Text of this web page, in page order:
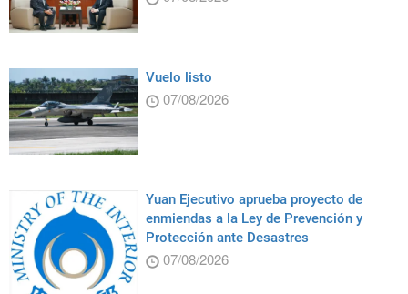
Vuelo listo
07/08/2026
Yuan Ejecutivo aprueba proyecto de
enmiendas a la Ley de Prevención y
Protección ante Desastres
07/08/2026